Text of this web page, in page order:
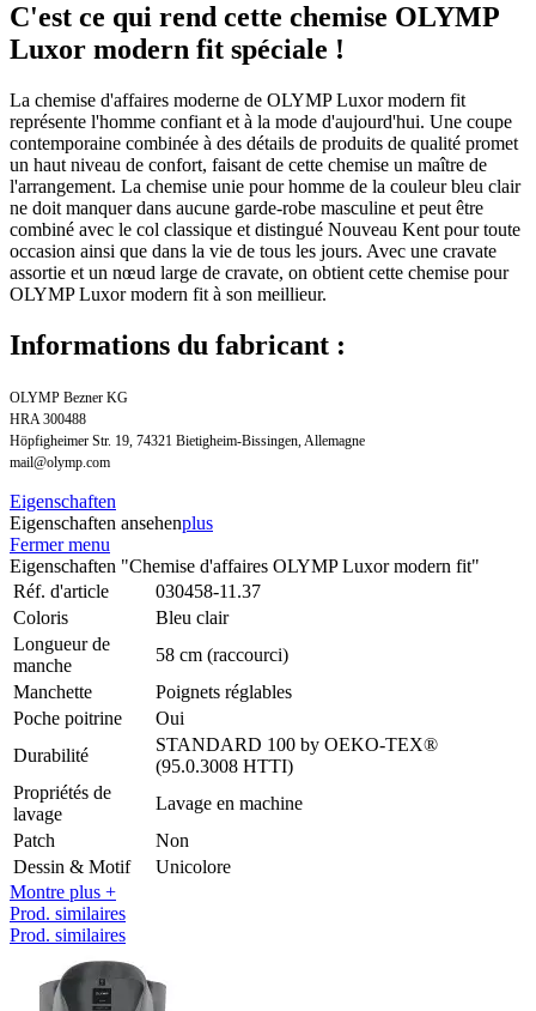
C'est ce qui rend cette chemise OLYMP
Luxor modern fit spéciale !
La chemise d'affaires moderne de OLYMP Luxor modern fit
représente l'homme confiant et à la mode d'aujourd'hui. Une coupe
contemporaine combinée à des détails de produits de qualité promet
un haut niveau de confort, faisant de cette chemise un maître de
l'arrangement. La chemise unie pour homme de la couleur bleu clair
ne doit manquer dans aucune garde-robe masculine et peut être
combiné avec le col classique et distingué Nouveau Kent pour toute
occasion ainsi que dans la vie de tous les jours. Avec une cravate
assortie et un nœud large de cravate, on obtient cette chemise pour
OLYMP Luxor modern fit à son meillieur.
Informations du fabricant :
OLYMP Bezner KG
HRA 300488
Höpfigheimer Str. 19, 74321 Bietigheim-Bissingen, Allemagne
mail@olymp.com
Eigenschaften
Eigenschaften ansehenplus
Fermer menu
Eigenschaften "Chemise d'affaires OLYMP Luxor modern fit"
Réf. d'article
030458-11.37
Coloris
Bleu clair
Longueur de
manche
58 cm (raccourci)
Manchette
Poignets réglables
Poche poitrine
Oui
Durabilité
STANDARD 100 by OEKO-TEX®
(95.0.3008 HTTI)
Propriétés de
lavage
Lavage en machine
Patch
Non
Dessin & Motif
Unicolore
Montre plus +
Prod. similaires
Prod. similaires